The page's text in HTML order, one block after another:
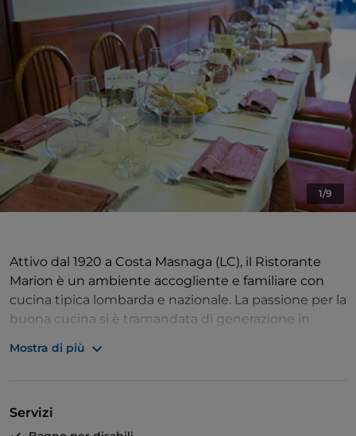
1/9
Attivo dal 1920 a Costa Masnaga (LC), il Ristorante
Marion è un ambiente accogliente e familiare con
cucina tipica lombarda e nazionale. La passione per la
buona cucina si è tramandata di generazione in
ai giorni nostri. Oggi, il ristorante, è un punto di
turistici gastronomici della Brianza. Basato su una
Mostra di più
Servizi